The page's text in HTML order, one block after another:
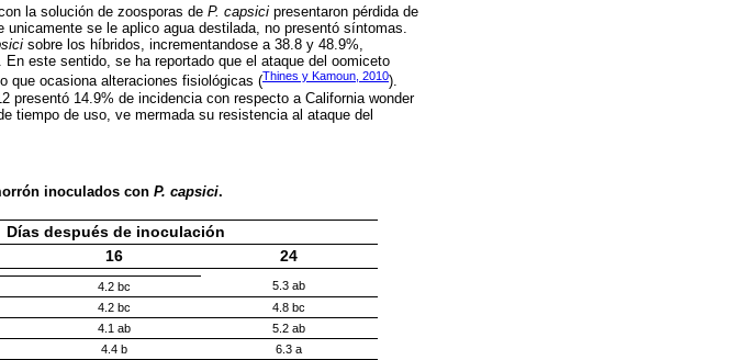
la solución de zoosporas de P. capsici presentaron pérdida de
se le aplico agua destilada, no presentó síntomas.
sobre los híbridos, incrementandose a 38.8 y 48.9%,
En este sentido, se ha reportado que el ataque del oomiceto
que ocasiona alteraciones fisiológicas (Thines y Kamoun, 2010).
presentó 14.9% de incidencia con respecto a California wonder
tiempo de uso, ve mermada su resistencia al ataque del
inoculados con P. capsici.
Días después de inoculación
16 24
4.2 bc
5.3 ab
4.2 bc
4.8 bc
4.1 ab
5.2 ab
4.4 b 6.3 a